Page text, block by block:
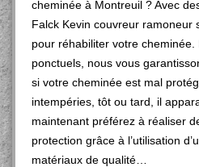
cheminée à Montreuil ? Avec
Falck Kevin couvreur ramoneur
pour réhabiliter votre
ponctuels, nous vous
si votre cheminée est mal
intempéries, tôt ou tard, il
maintenant préférez à réaliser
protection grâce à l’utilisation
matériaux de qualité…